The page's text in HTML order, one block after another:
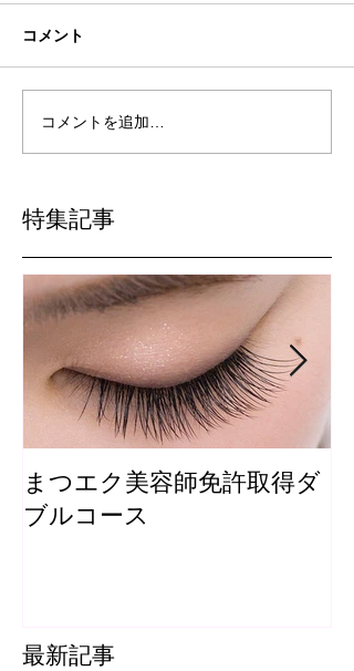
コメント
コメントを追加…
特集記事
まつエク美容師免許取得ダ
ブルコース
最新記事